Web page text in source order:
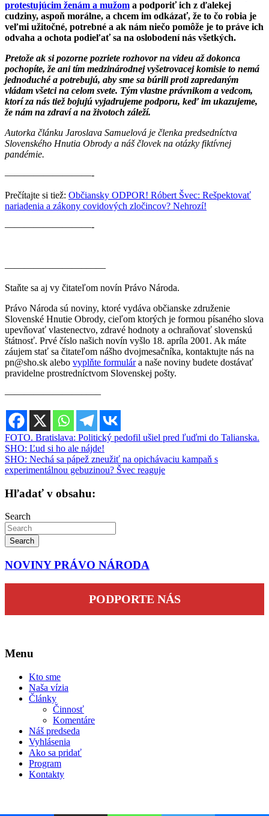
protestujúcim ženám a mužom a podporiť ich z ďalekej
cudziny, aspoň morálne, a chcem im odkázať, že to čo robia je
veľmi užitočné, potrebné a ak nám niečo pomôže je to práve ich
odvaha a ochota podieľať sa na oslobodení nás všetkých.
Pretože ak si pozorne pozriete rozhovor na videu až dokonca
pochopíte, že ani tím medzinárodnej vyšetrovacej komisie to nemá
jednoduché a potrebujú, aby sme sa búrili proti zapredaným
vládam všetci na celom svete. Tým vlastne právnikom a vedcom,
ktorí za nás tiež bojujú vyjadrujeme podporu, keď im ukazujeme,
že nám na zdraví a na životoch záleží.
Autorka článku Jaroslava Samuelová je členka predsedníctva
Slovenského Hnutia Obrody a náš človek na otázky fiktívnej
pandémie.
—————————-
Prečítajte si tiež: Občiansky ODPOR! Róbert Švec: Rešpektovať
nariadenia a zákony covidových zločincov? Nehrozí!
—————————-
————————–——
Staňte sa aj vy čitateľom novín Právo Národa.
Právo Národa sú noviny, ktoré vydáva občianske združenie
Slovenské Hnutie Obrody, cieľom ktorých je formou písaného slova
upevňovať vlastenectvo, zdravé hodnoty a ochraňovať slovenskú
štátnosť. Prvé číslo našich novín vyšlo 18. apríla 2001. Ak máte
záujem stať sa čitateľom nášho dvojmesačníka, kontaktujte nás na
pn@sho.sk alebo vyplňte formulára naše noviny budete dostávať
pravidelne prostredníctvom Slovenskej pošty.
————————–—–
Navigácia
v
článku
FOTO. Bratislava: Politický pedofil ušiel pred ľuďmi do Talianska.
SHO: Ľud si ho ale nájde!
SHO: Nechá sa pápež zneužiť na opichávaciu kampaň s
experimentálnou gebuzinou? Švec reaguje
Hľadať v obsahu:
Search
Search
NOVINY PRÁVO NÁRODA
PODPORTE NÁS
Menu
Kto sme
Naša vízia
Články
Činnosť
Komentáre
Náš predseda
Vyhlásenia
Ako sa pridať
Program
Kontakty